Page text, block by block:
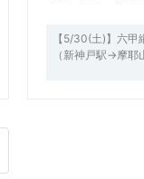
【5/30(土)】六
（新神戸駅→摩